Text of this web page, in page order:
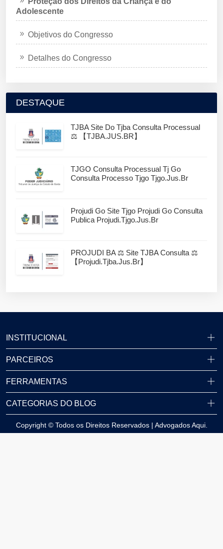
Adolescente
Objetivos do Congresso
Detalhes do Congresso
DESTAQUE
TJBA Site Do Tjba Consulta Processual
⚖️ 【TJBA.JUS.BR】
TJGO Consulta Processual Tj Go
Consulta Processo Tjgo Tjgo.jus.br
Projudi Go Site Tjgo Projudi Go Consulta
Publica Projudi.tjgo.jus.br
PROJUDI BA ⚖️ Site TJBA Consulta ⚖️
【projudi.tjba.jus.br】
INSTITUCIONAL
PARCEIROS
FERRAMENTAS
CATEGORIAS DO BLOG
Copyright © Todos os Direitos Reservados | Advogados Aqui.